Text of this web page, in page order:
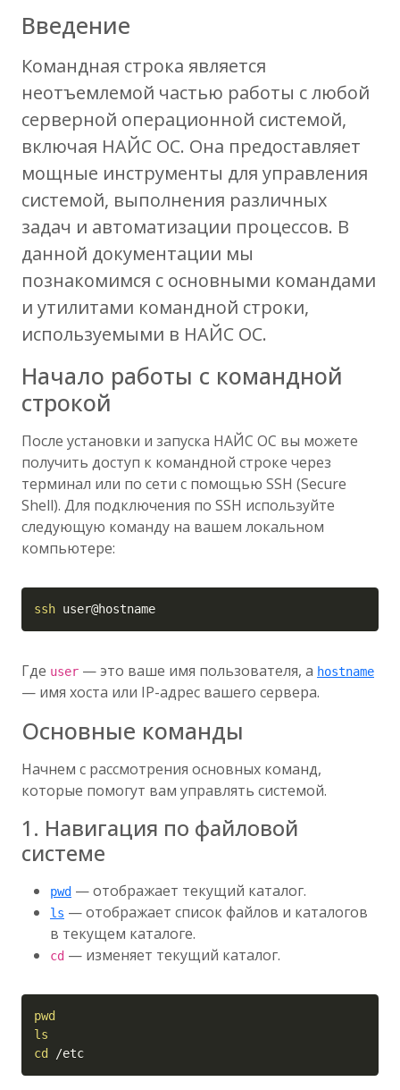
Введение
Командная строка является
неотъемлемой частью работы с любой
серверной операционной системой,
включая НАЙС ОС. Она предоставляет
мощные инструменты для управления
системой, выполнения различных
задач и автоматизации процессов. В
данной документации мы
познакомимся с основными командами
и утилитами командной строки,
используемыми в НАЙС ОС.
Начало работы с командной
строкой
После установки и запуска НАЙС ОС вы можете
получить доступ к командной строке через
терминал или по сети с помощью SSH (Secure
Shell). Для подключения по SSH используйте
следующую команду на вашем локальном
компьютере:
ssh user@hostname
Где user — это ваше имя пользователя, а hostname
— имя хоста или IP-адрес вашего сервера.
Основные команды
Начнем с рассмотрения основных команд,
которые помогут вам управлять системой.
1. Навигация по файловой
системе
pwd — отображает текущий каталог.
ls — отображает список файлов и каталогов
в текущем каталоге.
cd — изменяет текущий каталог.
pwd
ls
cd
/etc